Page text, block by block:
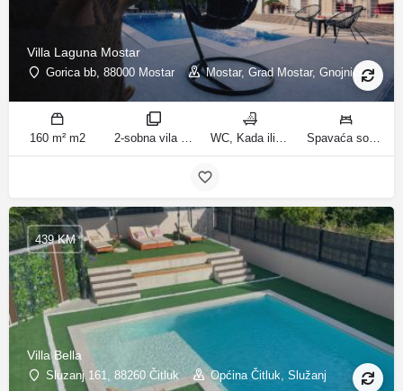
Villa Laguna Mostar
Gorica bb, 88000 Mostar Mostar, Grad Mostar, Gnojnice
160 m² m2 2-sobna vila sobe WC, Kada ili tuš kupatila Spavaća soba 1: 1 bračni krevet | Spavaća soba 2: 3 kreveta za jednu osobu | Dnevni boravak: 1 kauč na razvlačenje ležaja
Villa Bella
Sluzanj 161, 88260 Čitluk Općina Čitluk, Služanj
439 KM